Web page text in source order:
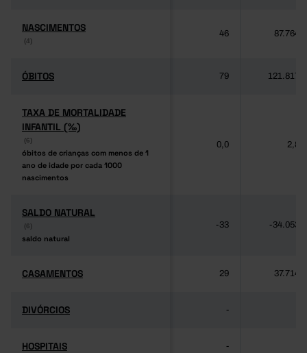
NASCIMENTOS
(4)
NASCIMENTOS
(4)
46 87.764
ÓBITOS
ÓBITOS 79 121.817
TAXA DE MORTALIDADE
INFANTIL (‰)
(6)
óbitos de crianças com menos de 1
ano de idade por cada 1000
nascimentos
TAXA DE MORTALIDADE
INFANTIL (‰)
(6)
óbitos de crianças com menos de 1
ano de idade por cada 1000
nascimentos
0,0 2,8
SALDO NATURAL
(6)
saldo natural
SALDO NATURAL
(6)
saldo natural
-33 -34.053
CASAMENTOS
CASAMENTOS 29 37.714
DIVÓRCIOS
DIVÓRCIOS -
HOSPITAIS
HOSPITAIS -